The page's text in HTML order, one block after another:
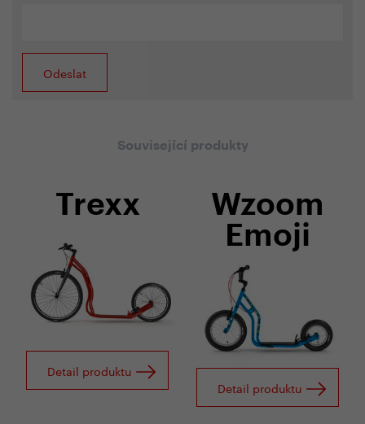
Související produkty
Trexx
Detail produktu
Wzoom
Emoji
Detail produktu